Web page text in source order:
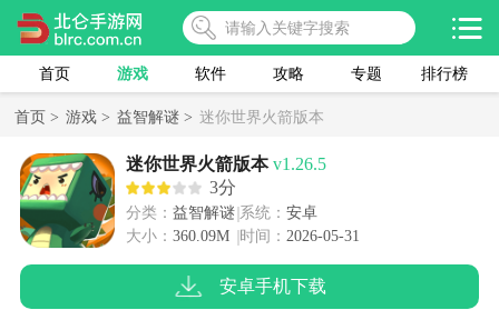
首页 游戏 软件 攻略 专题 排行榜
首页 > 游戏 > 益智解谜 > 迷你世界火箭版本
迷你世界火箭版本v1.26.5
3分
分类： 益智解谜 系统： 安卓
大小： 360.09M 时间： 2026-05-31
安卓手机下载